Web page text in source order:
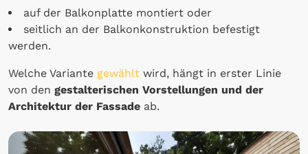
auf der Balkonplatte montiert oder
seitlich an der Balkonkonstruktion befestigt
werden.
Welche Variante gewählt wird, hängt in erster Linie
von den gestalterischen Vorstellungen und der
Architektur der Fassade ab.